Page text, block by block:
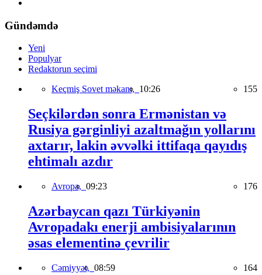
Gündəmdə
Yeni
Populyar
Redaktorun seçimi
Keçmiş Sovet məkanı, 10:26 155
Seçkilərdən sonra Ermənistan və
Rusiya gərginliyi azaltmağın yollarını
axtarır, lakin əvvəlki ittifaqa qayıdış
ehtimalı azdır
Avropa, 09:23 176
Azərbaycan qazı Türkiyənin
Avropadakı enerji ambisiyalarının
əsas elementinə çevrilir
Cəmiyyət, 08:59 164